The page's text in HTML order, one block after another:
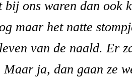
bij ons waren dan ook
maar het natte
van de naald. Er
Maar ja, dan gaan ze